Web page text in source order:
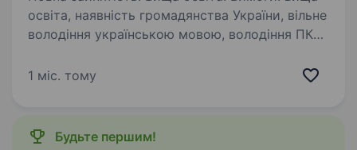
освіта, наявність громадянства України, вільне
володіння українською мовою, володіння ПК
м. Херсон, вул. Комкова, 76 А, також робоче
1 міс. тому
Будьте першим!